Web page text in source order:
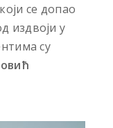
се допао
издвоји у
су